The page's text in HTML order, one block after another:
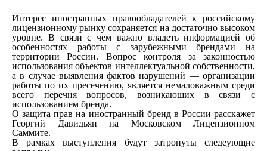
Интерес иностранных правообладателей к российскому
лицензионному рынку сохраняется на достаточно высоком
уровне. В связи с чем важно владеть информацией об
особенностях работы с зарубежными брендами на
территории России. Вопрос контроля за законностью
использования объектов интеллектуальной собственности,
а в случае выявления фактов нарушений — организации
работы по их пресечению, является немаловажным среди
всего перечня вопросов, возникающих в связи с
использованием бренда.
О защита прав на иностранный бренд в России расскажет
Георгий Давидьян на Московском Лицензионном
Саммите.
В рамках выступления будут затронуты следеующие